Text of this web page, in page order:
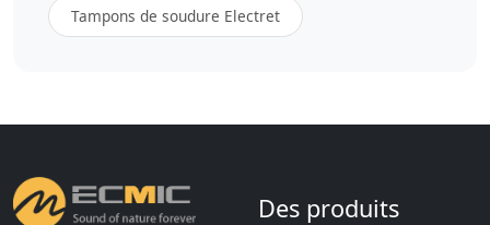
Tampons de soudure Electret
Des produits